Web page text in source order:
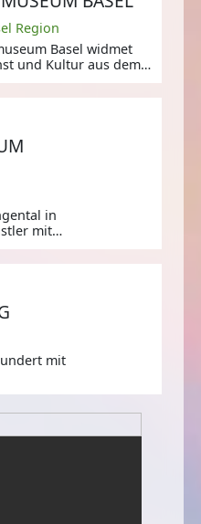
Region
Basel widmet
und Kultur aus dem
in
mit
mit